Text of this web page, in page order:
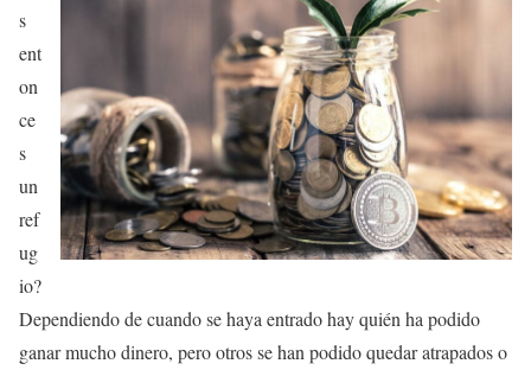
s
ent
on
ce
s
un
ref
ug
io?
Dependiendo de cuando se haya entrado hay quién ha podido
ganar mucho dinero, pero otros se han podido quedar atrapados o